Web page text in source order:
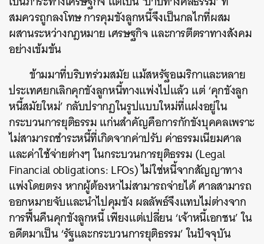
สมควรถูกลงโทษ การคุมขังลูกหนี้จึงเป็นกลไกที่ผสม
ผสานระหว่างกฎหมาย เศรษฐกิจ และการตีตราทางสังคม
อย่างเข้มข้น
ข้ามมาที่บริบทร่วมสมัย แม้สหรัฐอเมริกาและหลาย
ประเทศยกเลิกคุกขังลูกหนี้ทางแพ่งไปแล้ว แต่ ‘คุกขังลูก
หนี้สมัยใหม่’ กลับปรากฏในรูปแบบใหม่ที่แฝงอยู่ใน
กระบวนการยุติธรรม แก่นสำคัญคือการกักขังบุคคลเพราะ
ไม่สามารถชำระหนี้ที่เกิดจากค่าปรับ ค่าธรรมเนียมศาล
และค่าใช้จ่ายต่างๆ ในกระบวนการยุติธรรม (Legal
Financial obligations: LFOs) ไม่ใช่หนี้จากสัญญาทาง
แพ่งโดยตรง หากผู้ต้องหาไม่สามารถจ่ายได้ ศาลสามารถ
ออกหมายจับและนำไปคุมขัง ผลลัพธ์จึงแทบไม่ต่างจาก
การฟื้นคืนคุกขังลูกหนี้ เพียงแต่เปลี่ยน ‘เจ้าหนี้เอกชน’ ใน
อดีตมาเป็น ‘รัฐและกระบวนการยุติธรรม’ ในปัจจุบัน